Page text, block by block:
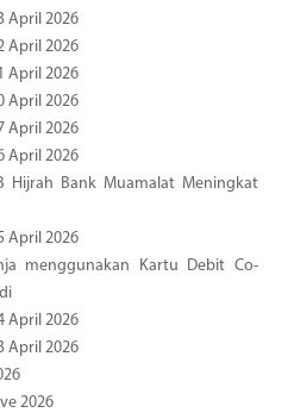
April 2026
April 2026
April 2026
April 2026
April 2026
April 2026
Hijrah Bank Muamalat Meningkat
April 2026
menggunakan Kartu Debit Co-
April 2026
April 2026
2026